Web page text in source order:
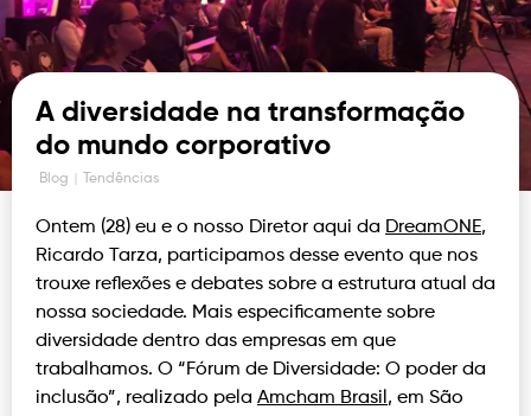
A diversidade na transformação
do mundo corporativo
Blog Tendências
Ontem (28) eu e o nosso Diretor aqui da DreamONE,
Ricardo Tarza, participamos desse evento que nos
trouxe reflexões e debates sobre a estrutura atual da
nossa sociedade. Mais especificamente sobre
diversidade dentro das empresas em que
trabalhamos. O “Fórum de Diversidade: O poder da
inclusão”, realizado pela Amcham Brasil , em São